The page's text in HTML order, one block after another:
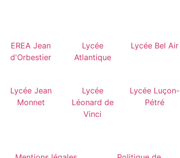
EREA Jean
d'Orbestier
Lycée
Atlantique
Lycée Bel Air
Lycée Jean
Monnet
Lycée
Léonard de
Vinci
Lycée Luçon-
Pétré